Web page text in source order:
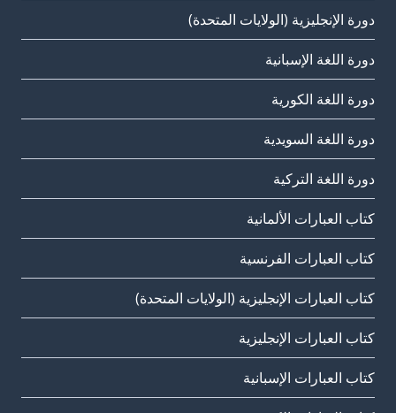
دورة الإنجليزية (الولايات المتحدة)
دورة اللغة الإسبانية
دورة اللغة الكورية
دورة اللغة السويدية
دورة اللغة التركية
كتاب العبارات الألمانية
كتاب العبارات الفرنسية
كتاب العبارات الإنجليزية (الولايات المتحدة)
كتاب العبارات الإنجليزية
كتاب العبارات الإسبانية